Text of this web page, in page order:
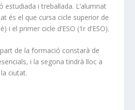
estudiada i treballada. L’alumnat
és el que cursa cicle superior de
i el primer cicle d’ESO (1r d’ESO).
de la formació constarà de
i la segona tindrà lloc a
ciutat.